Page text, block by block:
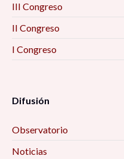
III Congreso
II Congreso
I Congreso
Difusión
Observatorio
Noticias